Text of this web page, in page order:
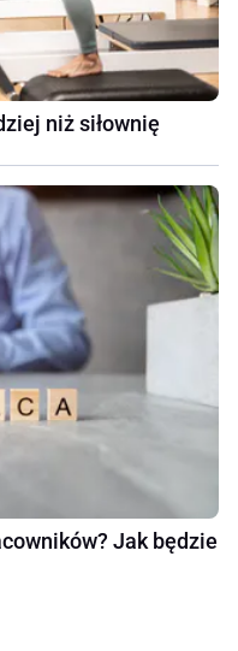
niż siłownię
Jak będzie